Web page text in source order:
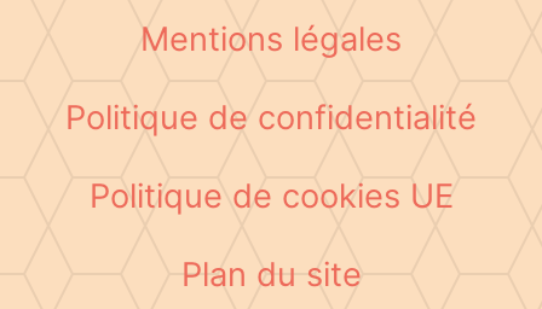
Mentions légales
Politique de confidentialité
Politique de cookies UE
Plan du site